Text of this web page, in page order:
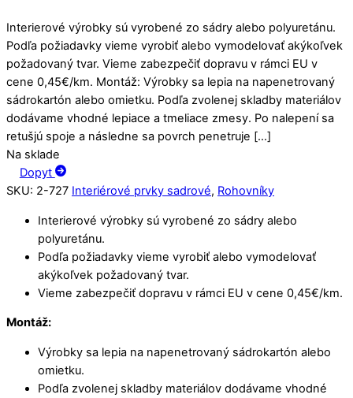
Interierové výrobky sú vyrobené zo sádry alebo polyuretánu.
Podľa požiadavky vieme vyrobiť alebo vymodelovať akýkoľvek
požadovaný tvar. Vieme zabezpečiť dopravu v rámci EU v
cene 0,45€/km. Montáž: Výrobky sa lepia na napenetrovaný
sádrokartón alebo omietku. Podľa zvolenej skladby materiálov
dodávame vhodné lepiace a tmeliace zmesy. Po nalepení sa
retušjú spoje a následne sa povrch penetruje […]
Na sklade
Dopyt
SKU: 2-727 Interiérové prvky sadrové, Rohovníky
Interierové výrobky sú vyrobené zo sádry alebo
polyuretánu.
Podľa požiadavky vieme vyrobiť alebo vymodelovať
akýkoľvek požadovaný tvar.
Vieme zabezpečiť dopravu v rámci EU v cene 0,45€/km.
Montáž:
Výrobky sa lepia na napenetrovaný sádrokartón alebo
omietku.
Podľa zvolenej skladby materiálov dodávame vhodné